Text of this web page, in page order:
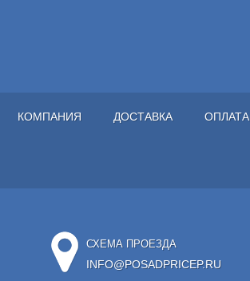
КОМПАНИЯ ДОСТАВКА ОПЛАТА
СХЕМА ПРОЕЗДА
INFO@POSADPRICEP.RU